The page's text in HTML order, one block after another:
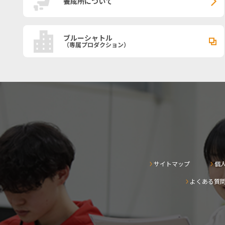
ブルーシャトル
（専属プロダクション）
サイトマップ 個
よくある質